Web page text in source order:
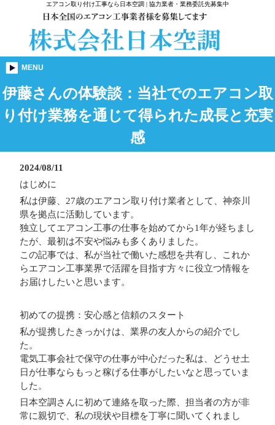
エアコン取り付け工事なら日本空調 | 協力業者・業務委託先募集中
MENU
伊藤さんの体験談：当社でのエアコン取
り付け業務を通じて得られた成長と充実
感
2024/08/11
はじめに
私は伊藤、27歳のエアコン取り付け業者として、神奈川
県を拠点に活動しています。
独立してエアコン工事の仕事を始めてから1年が経ちまし
たが、最初は不安や悩みも多くありました。
この記事では、私が当社で働いた感想を共有し、これか
らエアコン工事業界で活躍を目指す方々に役立つ情報を
お届けしたいと思います。
初めての提携：安心感と信頼のスタート
私が提携したきっかけは、業界の友人からの紹介でし
た。
電気工事会社で保守の仕事が中心だった私は、どうせ土
日が仕事ならもっと稼げる仕事がしたいなと思っていま
した。
日本空調さんに初めて連絡を取った際、担当者の方が非
常に親切で、私の現状や目標を丁寧に聞いてくれまし